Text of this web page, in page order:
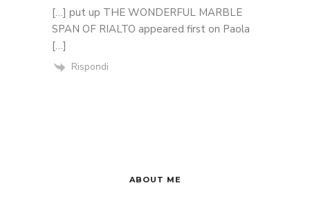
[…] put up THE WONDERFUL MARBLE
SPAN OF RIALTO appeared first on Paola
[…]
Rispondi
ABOUT ME